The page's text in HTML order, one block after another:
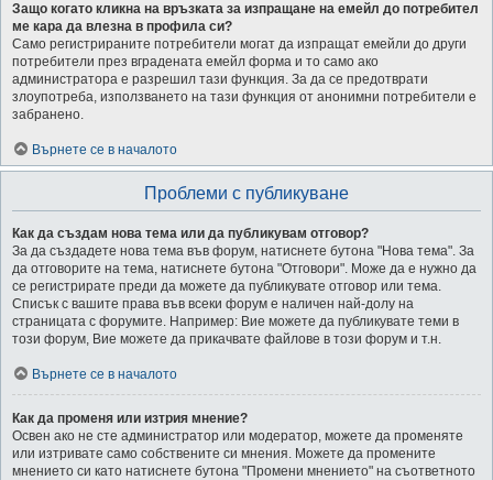
Защо когато кликна на връзката за изпращане на емейл до потребител
ме кара да влезна в профила си?
Само регистрираните потребители могат да изпращат емейли до други
потребители през вградената емейл форма и то само ако
администратора е разрешил тази функция. За да се предотврати
злоупотреба, използването на тази функция от анонимни потребители е
забранено.
Върнете се в началото
Проблеми с публикуване
Как да създам нова тема или да публикувам отговор?
За да създадете нова тема във форум, натиснете бутона "Нова тема". За
да отговорите на тема, натиснете бутона "Отговори". Може да е нужно да
се регистрирате преди да можете да публикувате отговор или тема.
Списък с вашите права във всеки форум е наличен най-долу на
страницата с форумите. Например: Вие можете да публикувате теми в
този форум, Вие можете да прикачвате файлове в този форум и т.н.
Върнете се в началото
Как да променя или изтрия мнение?
Освен ако не сте администратор или модератор, можете да променяте
или изтривате само собствените си мнения. Можете да промените
мнението си като натиснете бутона "Промени мнението" на съответното